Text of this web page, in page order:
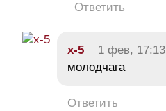
Ответить
х-5 1 фев, 17:13
молодчага
Ответить